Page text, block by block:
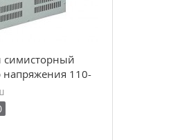
симисторный
напряжения 110-
СНПТО- 18 птш